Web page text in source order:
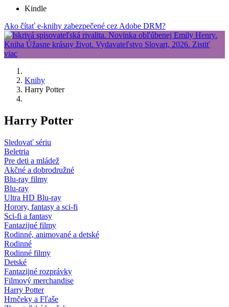
Kindle
Ako čítať e-knihy zabezpečené cez Adobe DRM?
Knihy
Harry Potter
Harry Potter
Sledovať sériu
Beletria
Pre deti a mládež
Akčné a dobrodružné
Blu-ray filmy
Blu-ray
Ultra HD Blu-ray
Horory, fantasy a sci-fi
Sci-fi a fantasy
Fantazijné filmy
Rodinné, animované a detské
Rodinné
Rodinné filmy
Detské
Fantazijné rozprávky
Filmový merchandise
Harry Potter
Hrnčeky a Fľaše